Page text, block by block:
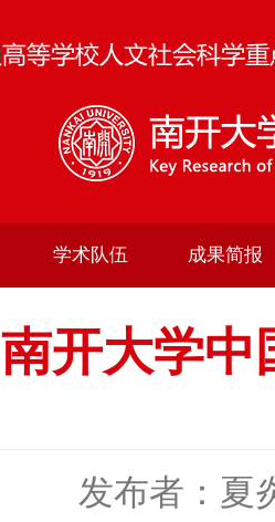
学术队伍 成果简报
南开大学
发布者：夏